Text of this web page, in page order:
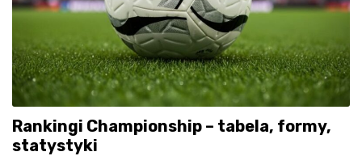
Rankingi Championship – tabela, formy,
statystyki